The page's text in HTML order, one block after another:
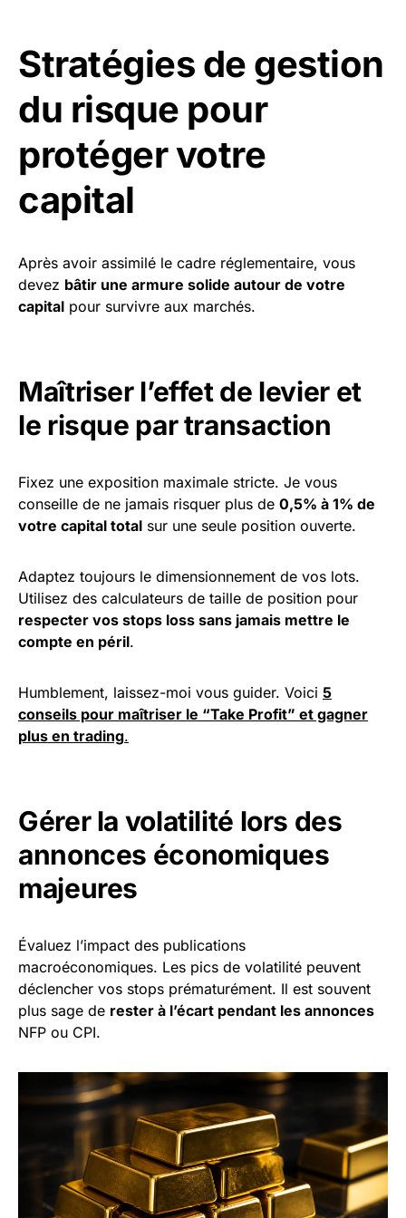
Stratégies de gestion
du risque pour
protéger votre
capital
Après avoir assimilé le cadre réglementaire, vous
devez bâtir une armure solide autour de votre
capital pour survivre aux marchés.
Maîtriser l’effet de levier et
le risque par transaction
Fixez une exposition maximale stricte. Je vous
conseille de ne jamais risquer plus de 0,5% à 1% de
votre capital total sur une seule position ouverte.
Adaptez toujours le dimensionnement de vos lots.
Utilisez des calculateurs de taille de position pour
respecter vos stops loss sans jamais mettre le
compte en péril.
Humblement, laissez-moi vous guider. Voici 5
conseils pour maîtriser le “Take Profit” et gagner
plus en trading.
Gérer la volatilité lors des
annonces économiques
majeures
Évaluez l’impact des publications
macroéconomiques. Les pics de volatilité peuvent
déclencher vos stops prématurément. Il est souvent
plus sage de rester à l’écart pendant les annonces
NFP ou CPI.